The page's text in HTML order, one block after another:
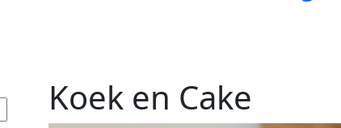
Koek en Cake